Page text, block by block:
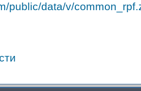
public/data/v/